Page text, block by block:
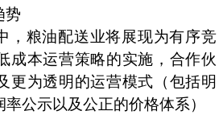
势
，粮油配送业将展现为有序竞
成本运营策略的实施，合作伙
更为透明的运营模式（包括明
公示以及公正的价格体系）